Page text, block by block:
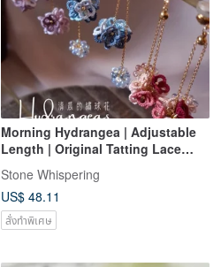
Morning Hydrangea | Adjustable
Length | Original Tatting Lace
Stone Whispering
US$ 48.11
สั่งทำพิเศษ